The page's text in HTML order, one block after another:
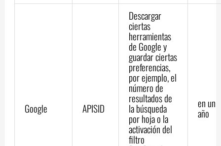
Google APISID
Descargar
ciertas
herramientas
de Google y
guardar ciertas
preferencias,
por ejemplo, el
número de
resultados de
la búsqueda
por hoja o la
activación del
filtro
en un
año